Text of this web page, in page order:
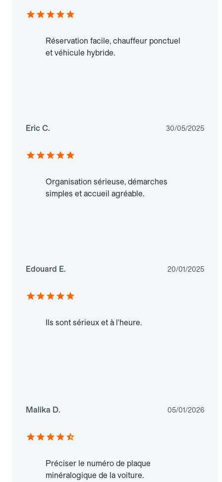
Réservation facile, chauffeur ponctuel
et véhicule hybride.
Eric C. 30/05/2025
Organisation sérieuse, démarches
simples et accueil agréable.
Edouard E. 20/01/2025
Ils sont sérieux et à l'heure.
Malika D. 05/01/2026
Préciser le numéro de plaque
minéralogique de la voiture.